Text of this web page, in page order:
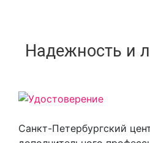
Надежность и
Санкт-Петербургский
Previous